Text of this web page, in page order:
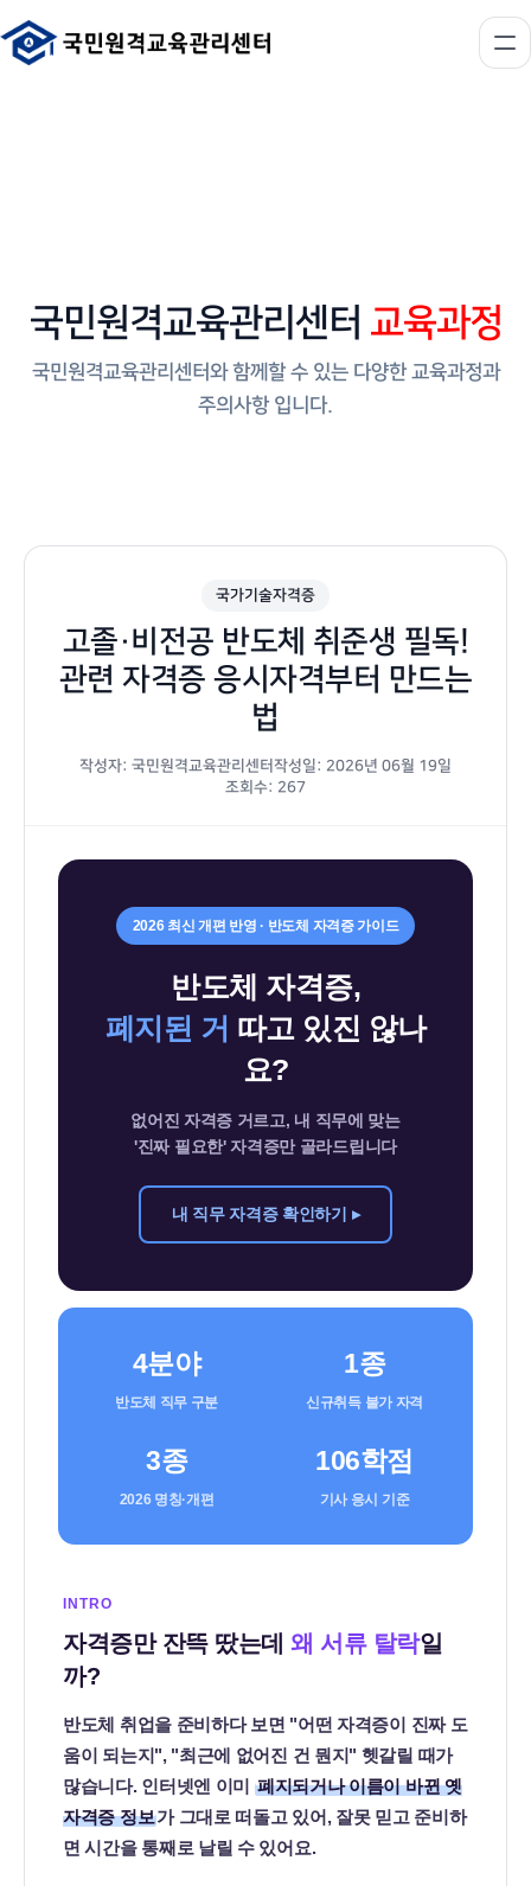
국민원격교육관리센터 교육과정
국민원격교육관리센터와 함께할 수 있는 다양한 교육과정과
주의사항 입니다.
국가기술자격증
고졸·비전공 반도체 취준생 필독!
관련 자격증 응시자격부터 만드는
법
작성자: 국민원격교육관리센터 작성일: 2026년 06월 19일
조회수: 267
별
필
·
현
황,
학
점
은
행
2026 최신 개편 반영 · 반도체 자격증 가이드
반도체 자격증,
폐지된 거 따고 있진 않나
요?
없어진 자격증 거르고, 내 직무에 맞는
'진짜 필요한' 자격증만 골라드립니다
내 직무 자격증 확인하기 ▸
4분야
반도체 직무 구분
1종
신규취득 불가 자격
3종
2026 명칭·개편
106학점
기사 응시 기준
INTRO
자격증만 잔뜩 땄는데 왜 서류 탈락일
까?
반도체 취업을 준비하다 보면 "어떤 자격증이 진짜 도
움이 되는지", "최근에 없어진 건 뭔지" 헷갈릴 때가
많습니다. 인터넷엔 이미 폐지되거나 이름이 바뀐 옛
자격증 정보가 그대로 떠돌고 있어, 잘못 믿고 준비하
면 시간을 통째로 날릴 수 있어요.